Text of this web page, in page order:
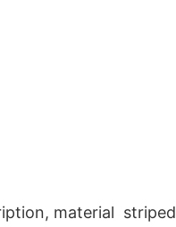
material striped